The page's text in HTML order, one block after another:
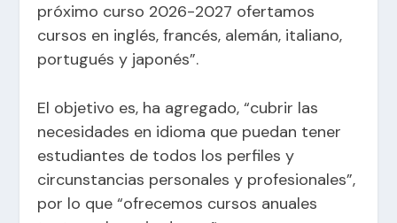
próximo curso 2026-2027 ofertamos
cursos en inglés, francés, alemán, italiano,
portugués y japonés”.
El objetivo es, ha agregado, “cubrir las
necesidades en idioma que puedan tener
estudiantes de todos los perfiles y
circunstancias personales y profesionales”,
por lo que “ofrecemos cursos anuales